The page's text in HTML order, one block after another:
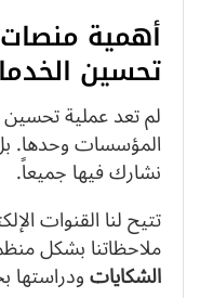
أهمية
تحسين
لم تعد عملية
المؤسسات وحدها.
نشارك فيها جميعاً.
تتيح لنا القنوات
ملاحظاتنا بشكل
الشكاياتودراستها